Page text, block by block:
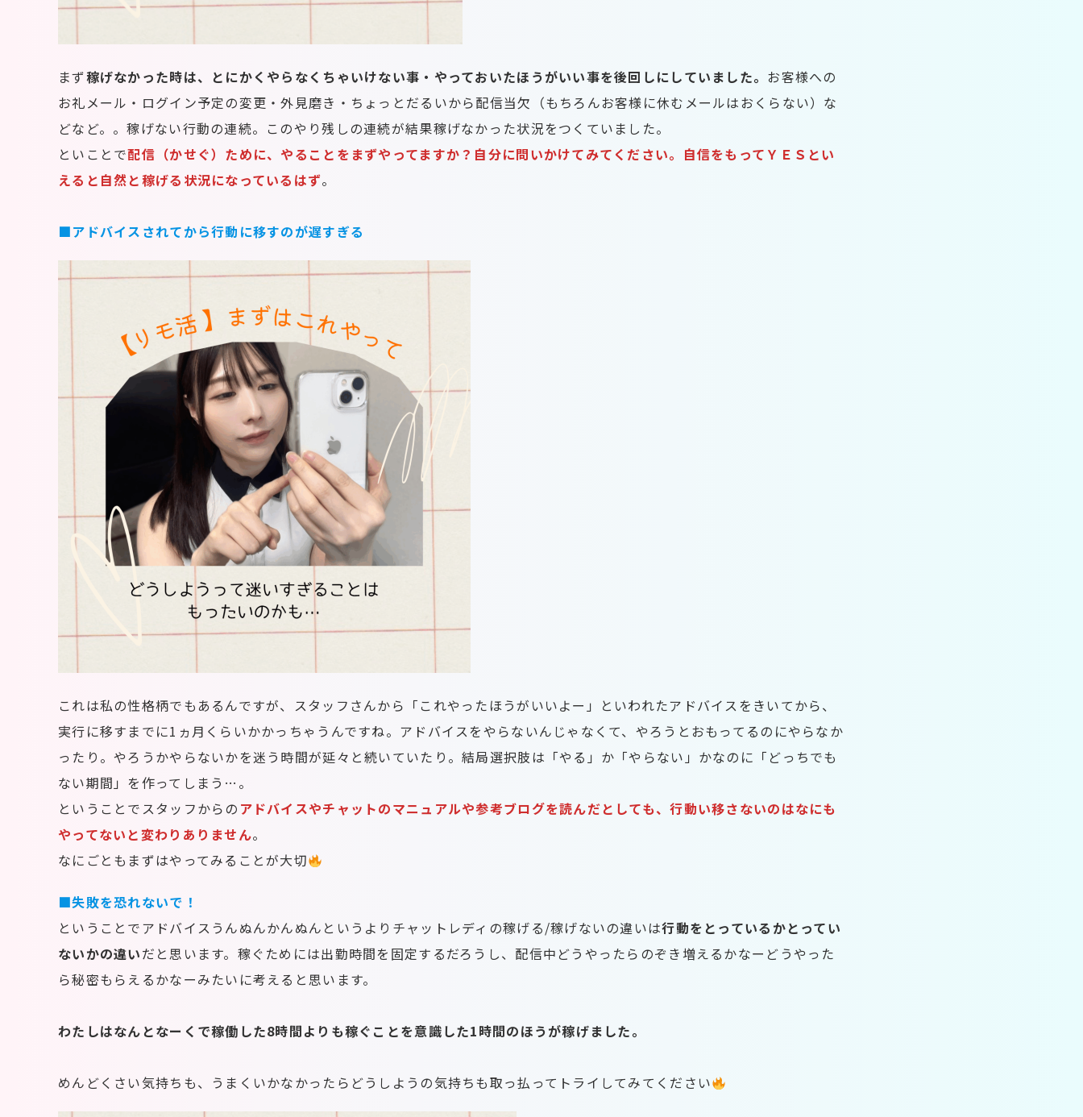
まず稼げなかった時は、とにかくやらなくちゃいけない事・やっておいたほうがいい事を後回しにしていました。 お客様への
お礼メール・ログイン予定の変更・外見磨き・ちょっとだるいから配信当欠（もちろんお客様に休むメールはおくらない）な
どなど。。稼げない行動の連続。このやり残しの連続が結果稼げなかった状況をつくていました。
といことで配信（かせぐ）ために、やることをまずやってますか？自分に問いかけてみてください。自信をもってＹＥＳとい
えると自然と稼げる状況になっているはず。
■アドバイスされてから行動に移すのが遅すぎる
これは私の性格柄でもあるんですが、スタッフさんから「これやったほうがいいよー」といわれたアドバイスをきいてから、
実行に移すまでに1ヵ月くらいかかっちゃうんですね。アドバイスをやらないんじゃなくて、やろうとおもってるのにやらなか
ったり。やろうかやらないかを迷う時間が延々と続いていたり。結局選択肢は「やる」か「やらない」かなのに「どっちでも
ない期間」を作ってしまう…。
ということでスタッフからの アドバイスやチャットのマニュアルや参考ブログを読んだとしても、行動い移さないのはなにも
やってないと変わりありません。
なにごともまずはやってみることが大切
■失敗を恐れないで！
ということでアドバイスうんぬんかんぬんというよりチャットレディの稼げる/稼げないの違いは行動をとっているかとってい
ないかの違いだと思います。稼ぐためには出勤時間を固定するだろうし、配信中どうやったらのぞき増えるかなーどうやった
ら秘密もらえるかなーみたいに考えると思います。
わたしはなんとなーくで稼働した8時間よりも稼ぐことを意識した1時間のほうが稼げました。
めんどくさい気持ちも、うまくいかなかったらどうしようの気持ちも取っ払ってトライしてみてください